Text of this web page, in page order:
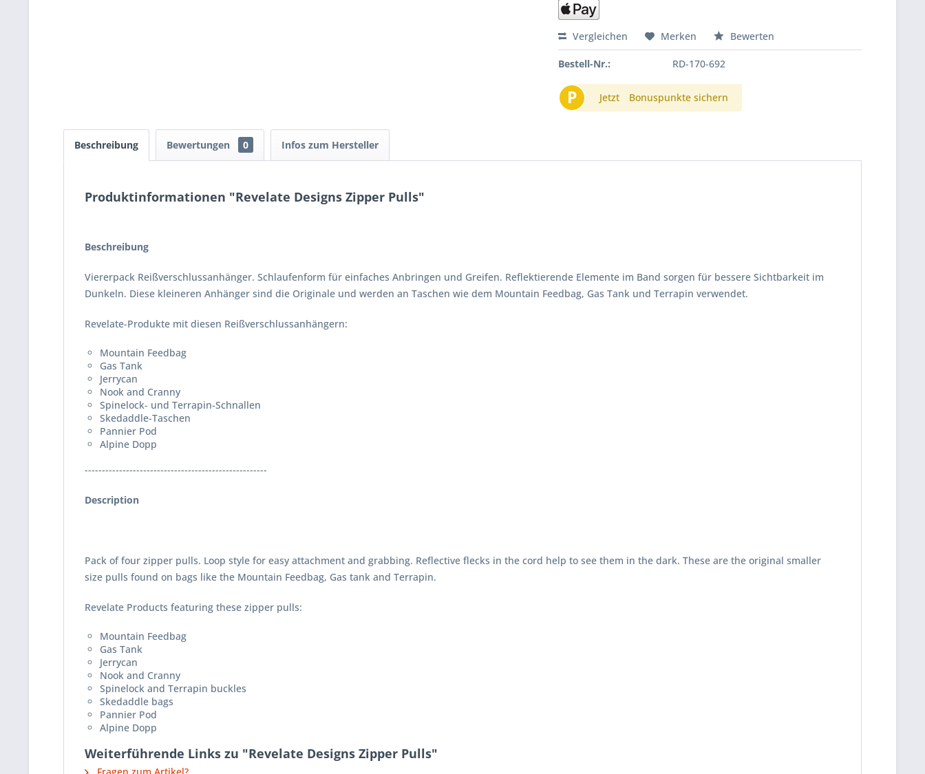
Vergleichen Merken Bewerten
Bestell-Nr.: RD-170-692
P Jetzt Bonuspunkte sichern
Beschreibung Bewertungen 0 Infos zum Hersteller
Produktinformationen "Revelate Designs Zipper Pulls"
Beschreibung
Viererpack Reißverschlussanhänger. Schlaufenform für einfaches Anbringen und Greifen. Reflektierende Elemente im Band sorgen für bessere Sichtbarkeit im
Dunkeln. Diese kleineren Anhänger sind die Originale und werden an Taschen wie dem Mountain Feedbag, Gas Tank und Terrapin verwendet.
Revelate-Produkte mit diesen Reißverschlussanhängern:
Mountain Feedbag
Gas Tank
Jerrycan
Nook and Cranny
Spinelock- und Terrapin-Schnallen
Skedaddle-Taschen
Pannier Pod
Alpine Dopp
-----------------------------------------------------
Description
Pack of four zipper pulls. Loop style for easy attachment and grabbing. Reflective flecks in the cord help to see them in the dark. These are the original smaller
size pulls found on bags like the Mountain Feedbag, Gas tank and Terrapin.
Revelate Products featuring these zipper pulls:
Mountain Feedbag
Gas Tank
Jerrycan
Nook and Cranny
Spinelock and Terrapin buckles
Skedaddle bags
Pannier Pod
Alpine Dopp
Weiterführende Links zu "Revelate Designs Zipper Pulls"